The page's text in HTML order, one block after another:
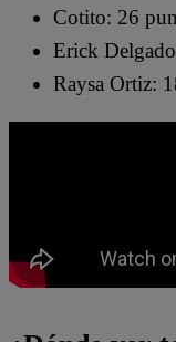
Cotito: 26
Erick
Raysa Ortiz: